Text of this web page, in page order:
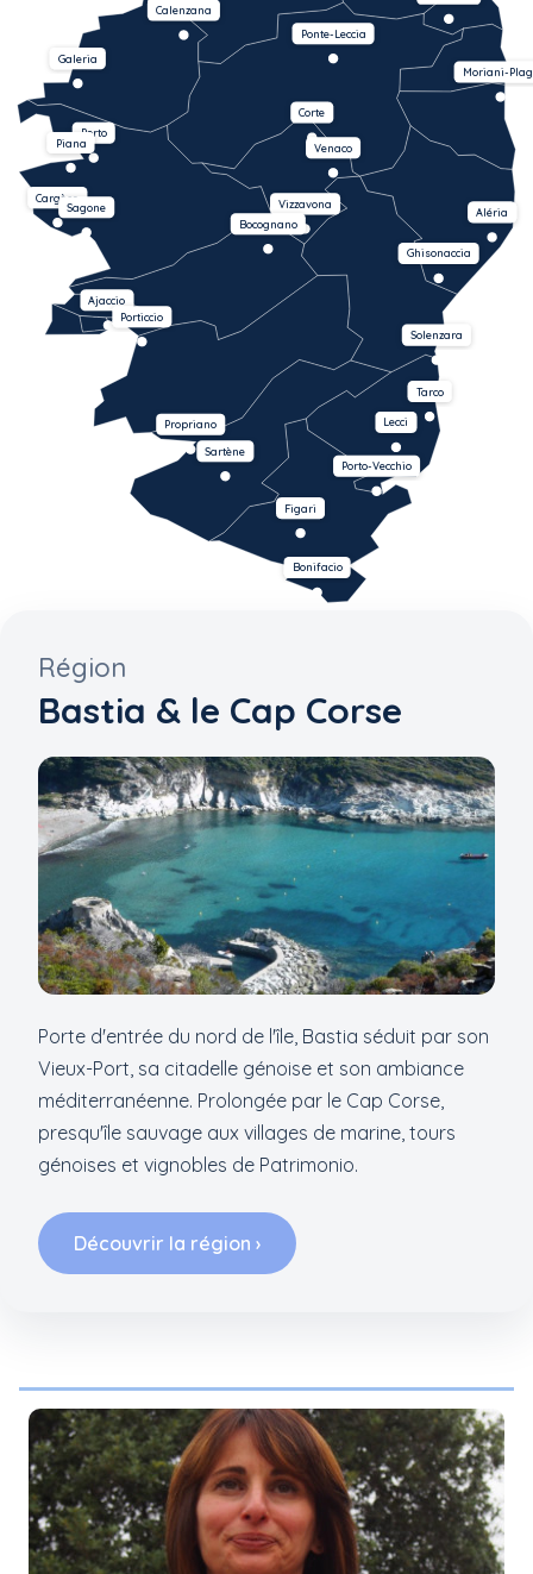
Calenzana
Galeria
Porto
Piana
Cargèse
Sagone
Ajaccio
Porticcio
Propriano
Sartène
Figari
Bonifacio
Porto-Vecchio
Lecci
Tarco
Solenzara
Ghisonaccia
Aléria
Moriani-
Ponte-Leccia
Corte
Venaco
Vizzavona
Bocognano
Région
Bastia & le Cap Corse
Porte d'entrée du nord de l'île, Bastia séduit par son
Vieux-Port, sa citadelle génoise et son ambiance
méditerranéenne. Prolongée par le Cap Corse,
presqu'île sauvage aux villages de marine, tours
génoises et vignobles de Patrimonio.
Découvrir la région ›